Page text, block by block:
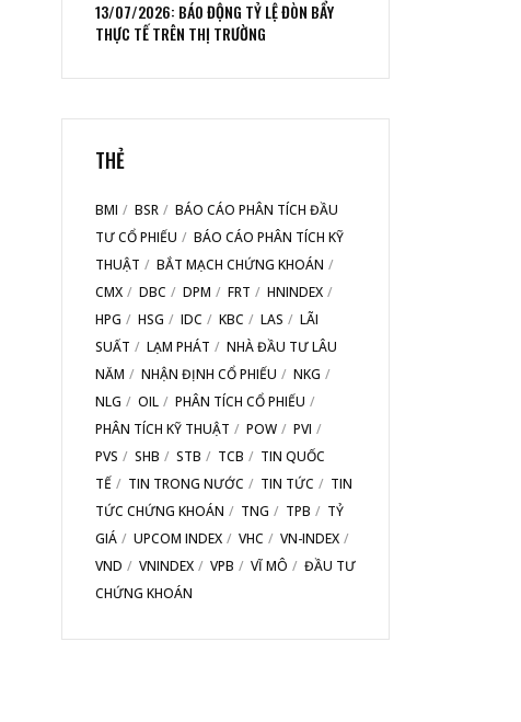
13/07/2026: BÁO ĐỘNG TỶ LỆ ĐÒN BẨY
THỰC TẾ TRÊN THỊ TRƯỜNG
THẺ
BMI BSR
BÁO CÁO PHÂN TÍCH ĐẦU
TƯ CỔ PHIẾU
BÁO CÁO PHÂN TÍCH KỸ
THUẬT
BẮT MẠCH CHỨNG KHOÁN
CMX
DBC DPM FRT
HNINDEX
HPG
HSG IDC KBC LAS
LÃI
SUẤT
LẠM PHÁT
NHÀ ĐẦU TƯ LÂU
NĂM
NHẬN ĐỊNH CỔ PHIẾU
NKG
NLG
OIL
PHÂN TÍCH CỔ PHIẾU
PHÂN TÍCH KỸ THUẬT
POW
PVI
PVS
SHB STB TCB
TIN QUỐC
TẾ
TIN TRONG NƯỚC TIN TỨC
TIN
TỨC CHỨNG KHOÁN
TNG TPB
TỶ
GIÁ
UPCOM INDEX VHC
VN-INDEX
VND
VNINDEX VPB VĨ MÔ
ĐẦU TƯ
CHỨNG KHOÁN